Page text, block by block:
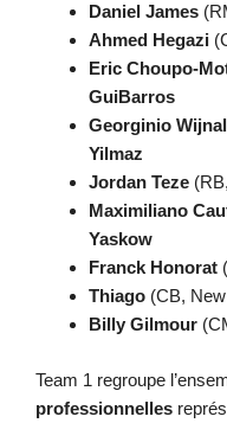
Daniel James
Ahmed Hegazi
Eric Choupo-
GuiBarros
Georginio
Yilmaz
Jordan Teze
Maximiliano
Yaskow
Franck Honorat
Thiago (CB,
Billy Gilmour
Team 1 regroupe
professionnelles